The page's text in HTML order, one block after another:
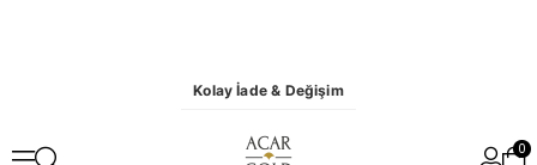
Kolay İade & Değişim
0